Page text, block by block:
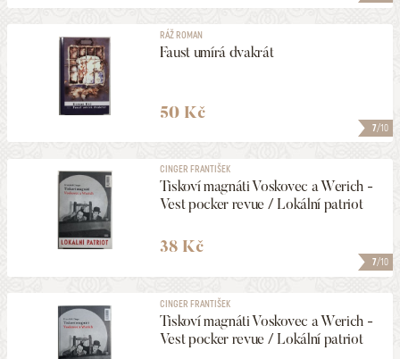
7/10
RÁŽ ROMAN
Faust umírá dvakrát
50 Kč
7/10
CINGER FRANTIŠEK
Tiskoví magnáti Voskovec a Werich -
Vest pocker revue / Lokální patriot
38 Kč
CINGER FRANTIŠEK
Tiskoví magnáti Voskovec a Werich -
Vest pocker revue / Lokální patriot